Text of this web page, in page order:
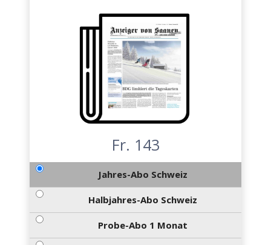
Fr. 143
Jahres-Abo Schweiz
Halbjahres-Abo Schweiz
Probe-Abo 1 Monat